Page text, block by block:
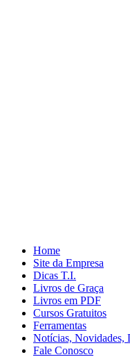
Home
Site da Empresa
Dicas T.I.
Livros de Graça
Livros em PDF
Cursos Gratuitos
Ferramentas
Notícias, Novidades,
Fale Conosco